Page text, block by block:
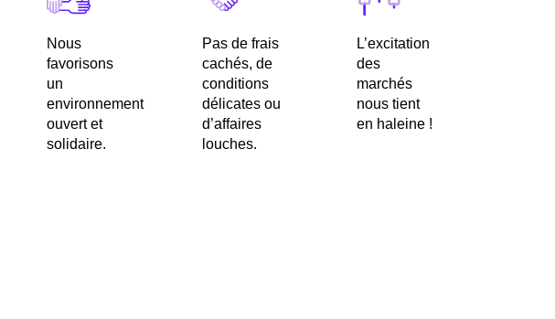
Nous
favorisons
un
environnement
ouvert et
solidaire.
Pas de frais
cachés, de
conditions
délicates ou
d’affaires
louches.
L’excitation
des
marchés
nous tient
en haleine !